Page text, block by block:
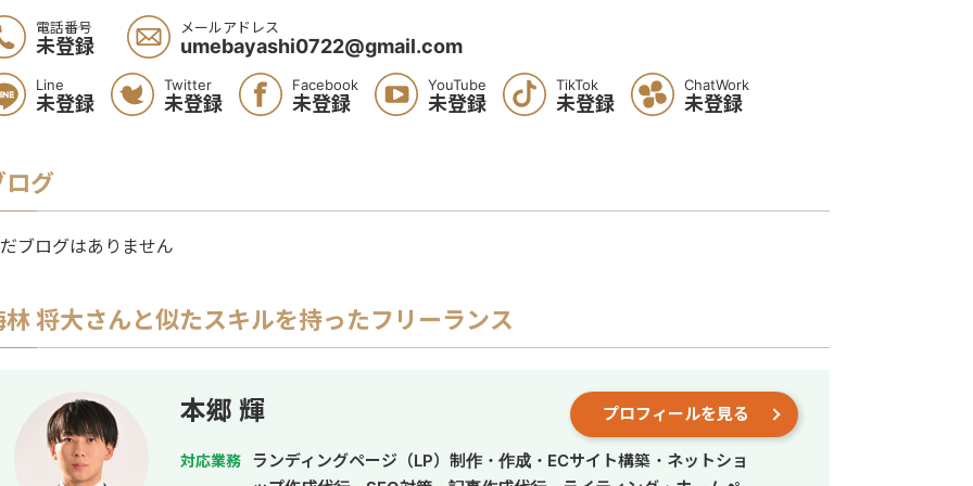
電話番号
未登録
メールアドレス
umebayashi0722@gmail.com
Line
未登録
Twitter
未登録
Facebook
未登録
YouTube
未登録
TikTok
未登録
ChatWork
未登録
ログ
ブログはありません
林 将大さんと似たスキルを持ったフリーランス
本郷 輝 プロフィールを見る
対応業務
ランディングページ（LP）制作・作成・ECサイト構築・ネットショ